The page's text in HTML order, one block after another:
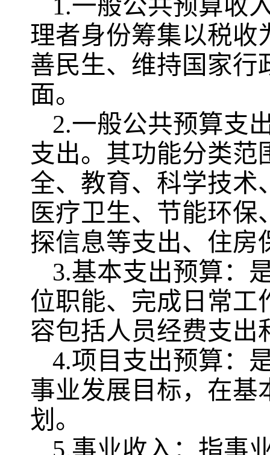
1.一般公共预算收
理者身份筹集以税收
善民生、维持国家行
面。
2.一般公共预算支
支出。其功能分类范
全、教育、科学技术
医疗卫生、节能环
探信息等支出、住房
3.基本支出预算：
位职能、完成日常工
容包括人员经费支出
4.项目支出预算：
事业发展目标，在基
划。